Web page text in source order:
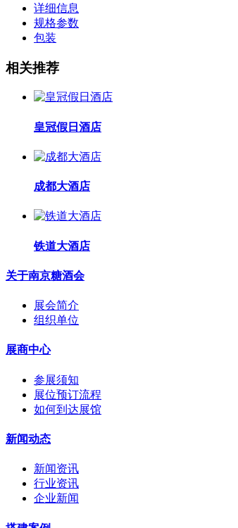
详细信息
规格参数
包装
相关推荐
皇冠假日酒店
成都大酒店
铁道大酒店
关于南京糖酒会
展会简介
组织单位
展商中心
参展须知
展位预订流程
如何到达展馆
新闻动态
新闻资讯
行业资讯
企业新闻